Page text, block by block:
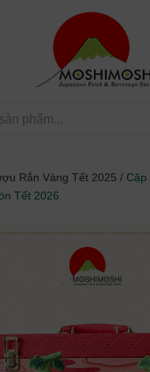
Rắn Vàng Tết 2025 /
Tết 2026